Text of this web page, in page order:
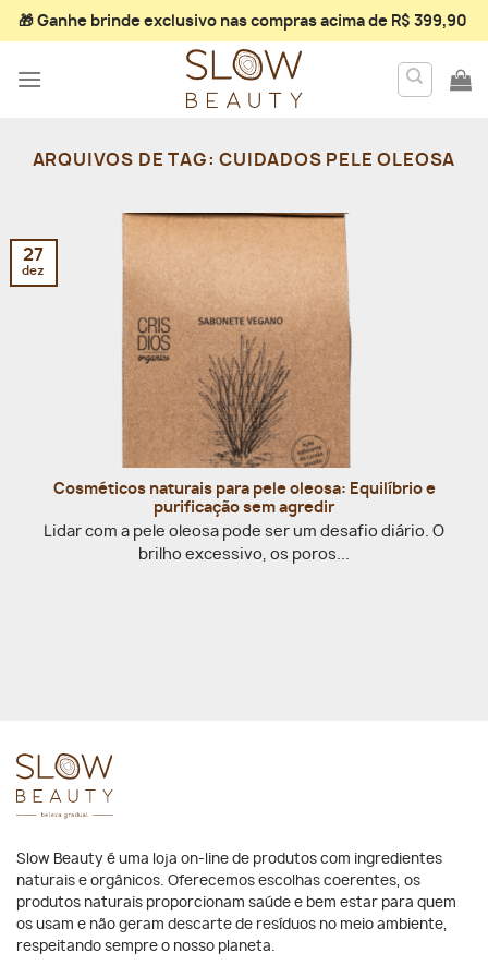
Skip
to
🎁 Ganhe brinde exclusivonas compras acima de R$ 399,90
ARQUIVOS DE TAG:CUIDADOS PELE OLEOSA
Cosméticos naturais para pele oleosa: Equilíbrio e
purificação sem agredir
Lidar com a pele oleosa pode ser um desafio diário. O
brilho excessivo, os poros...
27
dez
Slow Beauty é uma loja on-line de produtos com ingredientes
naturais e orgânicos. Oferecemos escolhas coerentes, os
produtos naturais proporcionam saúde e bem estar para quem
os usam e não geram descarte de resíduos no meio ambiente,
respeitando sempre o nosso planeta.